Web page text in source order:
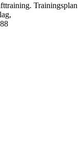
Trainingsplan